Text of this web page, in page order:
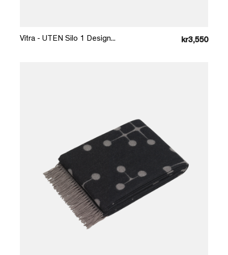
Vitra - UTEN Silo 1 Design... kr3,550